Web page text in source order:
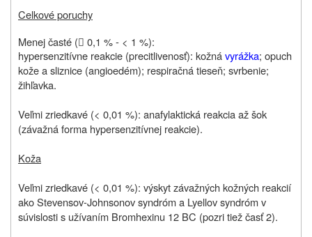
Celkové poruchy
Menej časté ( 0,1 % ‑ < 1 %):
hypersenzitívne reakcie (precitlivenosť): kožnávyrážka; opuch
kože a sliznice (angioedém); respiračná tieseň; svrbenie;
žihľavka.
Veľmi zriedkavé (< 0,01 %): anafylaktická reakcia až šok
(závažná forma hypersenzitívnej reakcie).
Koža
Veľmi zriedkavé (< 0,01 %): výskyt závažných kožných reakcií
ako Stevensov-Johnsonov syndróm a Lyellov syndróm v
súvislosti s užívaním Bromhexinu 12 BC (pozri tiež časť 2).